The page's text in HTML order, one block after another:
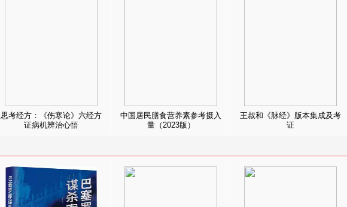
思考经方：《伤寒论》六经方
证病机辨治心悟
中国居民膳食营养素参考摄入
量（2023版）
王叔和《脉经》版本集成及考
证